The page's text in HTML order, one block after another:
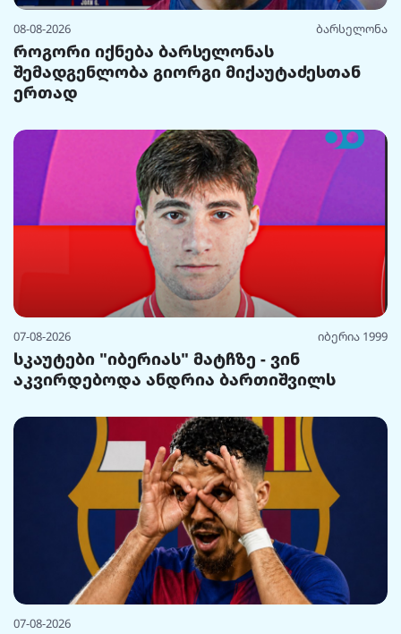
08-08-2026 ბარსელონა
როგორი იქნება ბარსელონას
შემადგენლობა გიორგი მიქაუტაძესთან
ერთად
07-08-2026 იბერია 1999
სკაუტები "იბერიას" მატჩზე - ვინ
აკვირდებოდა ანდრია ბართიშვილს
07-08-2026